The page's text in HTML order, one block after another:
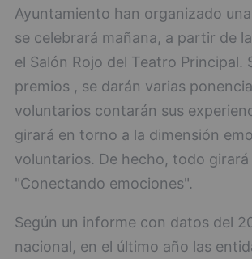
Ayuntamiento han organizado
se celebrará mañana, a partir de
el Salón Rojo del Teatro Principal.
premios , se darán varias
voluntarios contarán sus
girará en torno a la dimensión
voluntarios. De hecho, todo girará
"Conectando emociones".
Según un informe con datos del
nacional, en el último año las